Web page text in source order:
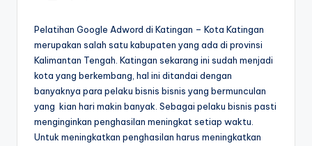
Pelatihan Google Adword di Katingan – Kota Katingan
merupakan salah satu kabupaten yang ada di provinsi
Kalimantan Tengah. Katingan sekarang ini sudah menjadi
kota yang berkembang, hal ini ditandai dengan
banyaknya para pelaku bisnis bisnis yang bermunculan
yang kian hari makin banyak. Sebagai pelaku bisnis pasti
menginginkan penghasilan meningkat setiap waktu.
Untuk meningkatkan penghasilan harus meningkatkan